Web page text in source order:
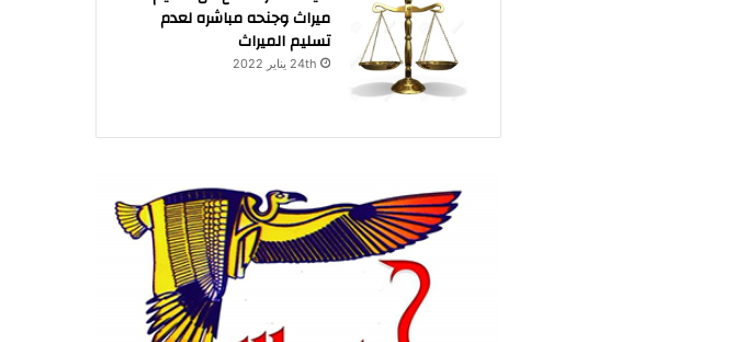
ميراث وجنحه مباشره لعدم
تسليم الميراث
24th يناير 2022